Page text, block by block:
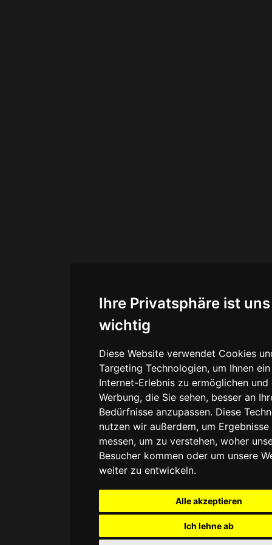
Ihre Privatsphäre ist uns
wichtig
Diese Website verwendet Cookies
Targeting Technologien, um Ihnen
Internet-Erlebnis zu ermöglichen und
Werbung, die Sie sehen, besser an
Bedürfnisse anzupassen. Diese
nutzen wir außerdem, um Ergebnisse
messen, um zu verstehen, woher
Besucher kommen oder um unsere
weiter zu entwickeln.
Alle akzeptieren
Ich lehne ab